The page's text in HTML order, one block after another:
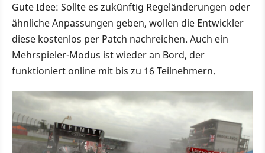
Gute Idee: Sollte es zukünftig Regeländerungen oder
ähnliche Anpassungen geben, wollen die Entwickler
diese kostenlos per Patch nachreichen. Auch ein
Mehrspieler-Modus ist wieder an Bord, der
funktioniert online mit bis zu 16 Teilnehmern.